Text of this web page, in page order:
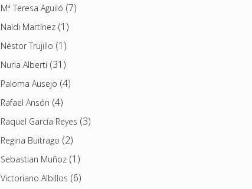
Mª Teresa Aguiló (7)
Naldi Martínez(1)
Néstor Trujillo (1)
Nuria Alberti (31)
Paloma Ausejo (4)
Rafael Ansón (4)
Raquel García Reyes (3)
Regina Buitrago (2)
Sebastian Muñoz(1)
Victoriano Albillos (6)